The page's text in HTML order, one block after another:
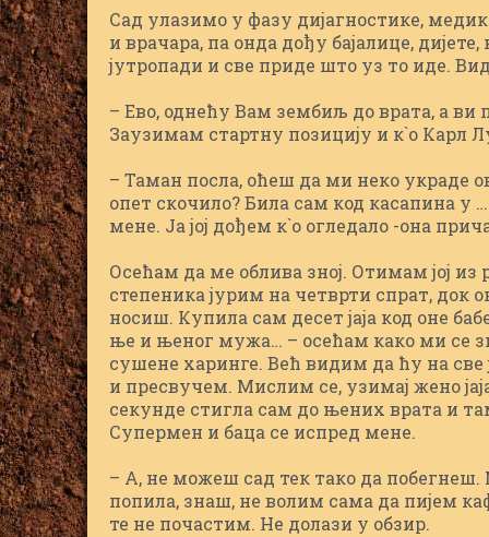
Сад улазимо у фазу дијагностике,
и врачара, па онда дођу бајалице,
јутропади и све приде што уз то иде.
– Ево, однећу Вам зембиљ до врата, а ви
Заузимам стартну позицију и к`о Карл
– Таман посла, оћеш да ми неко украде
опет скочило? Била сам код касапина у
мене. Ја јој дођем к`о огледало -она
Осећам да ме облива зној. Отимам јој
степеника јурим на четврти спрат, док
носиш. Купила сам десет јаја код оне
ње и њеног мужа… – осећам како ми се
сушене харинге. Већ видим да ћу на
и пресвучем. Мислим се, узимај жено
секунде стигла сам до њених врата и
Супермен и баца се испред мене.
– А, не можеш сад тек тако да
попила, знаш, не волим сама да пијем
те не почастим. Не долази у обзир.